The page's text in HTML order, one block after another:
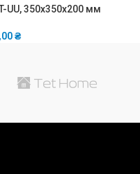
UU, 350x350x200 мм
₴